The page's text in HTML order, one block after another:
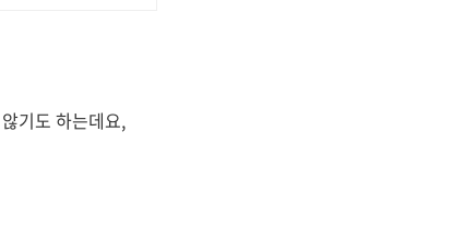
기도 하는데요,